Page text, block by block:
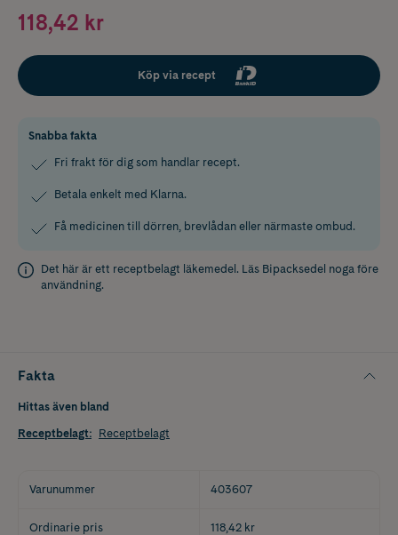
118,42 kr
Köp via recept
Snabba fakta
Fri frakt för dig som handlar recept.
Betala enkelt med Klarna.
Få medicinen till dörren, brevlådan eller närmaste ombud.
Det här är ett receptbelagt läkemedel. Läs Bipacksedel noga före
användning.
Fakta
Hittas även bland
Receptbelagt: Receptbelagt
Varunummer 403607
Ordinarie pris 118,42 kr